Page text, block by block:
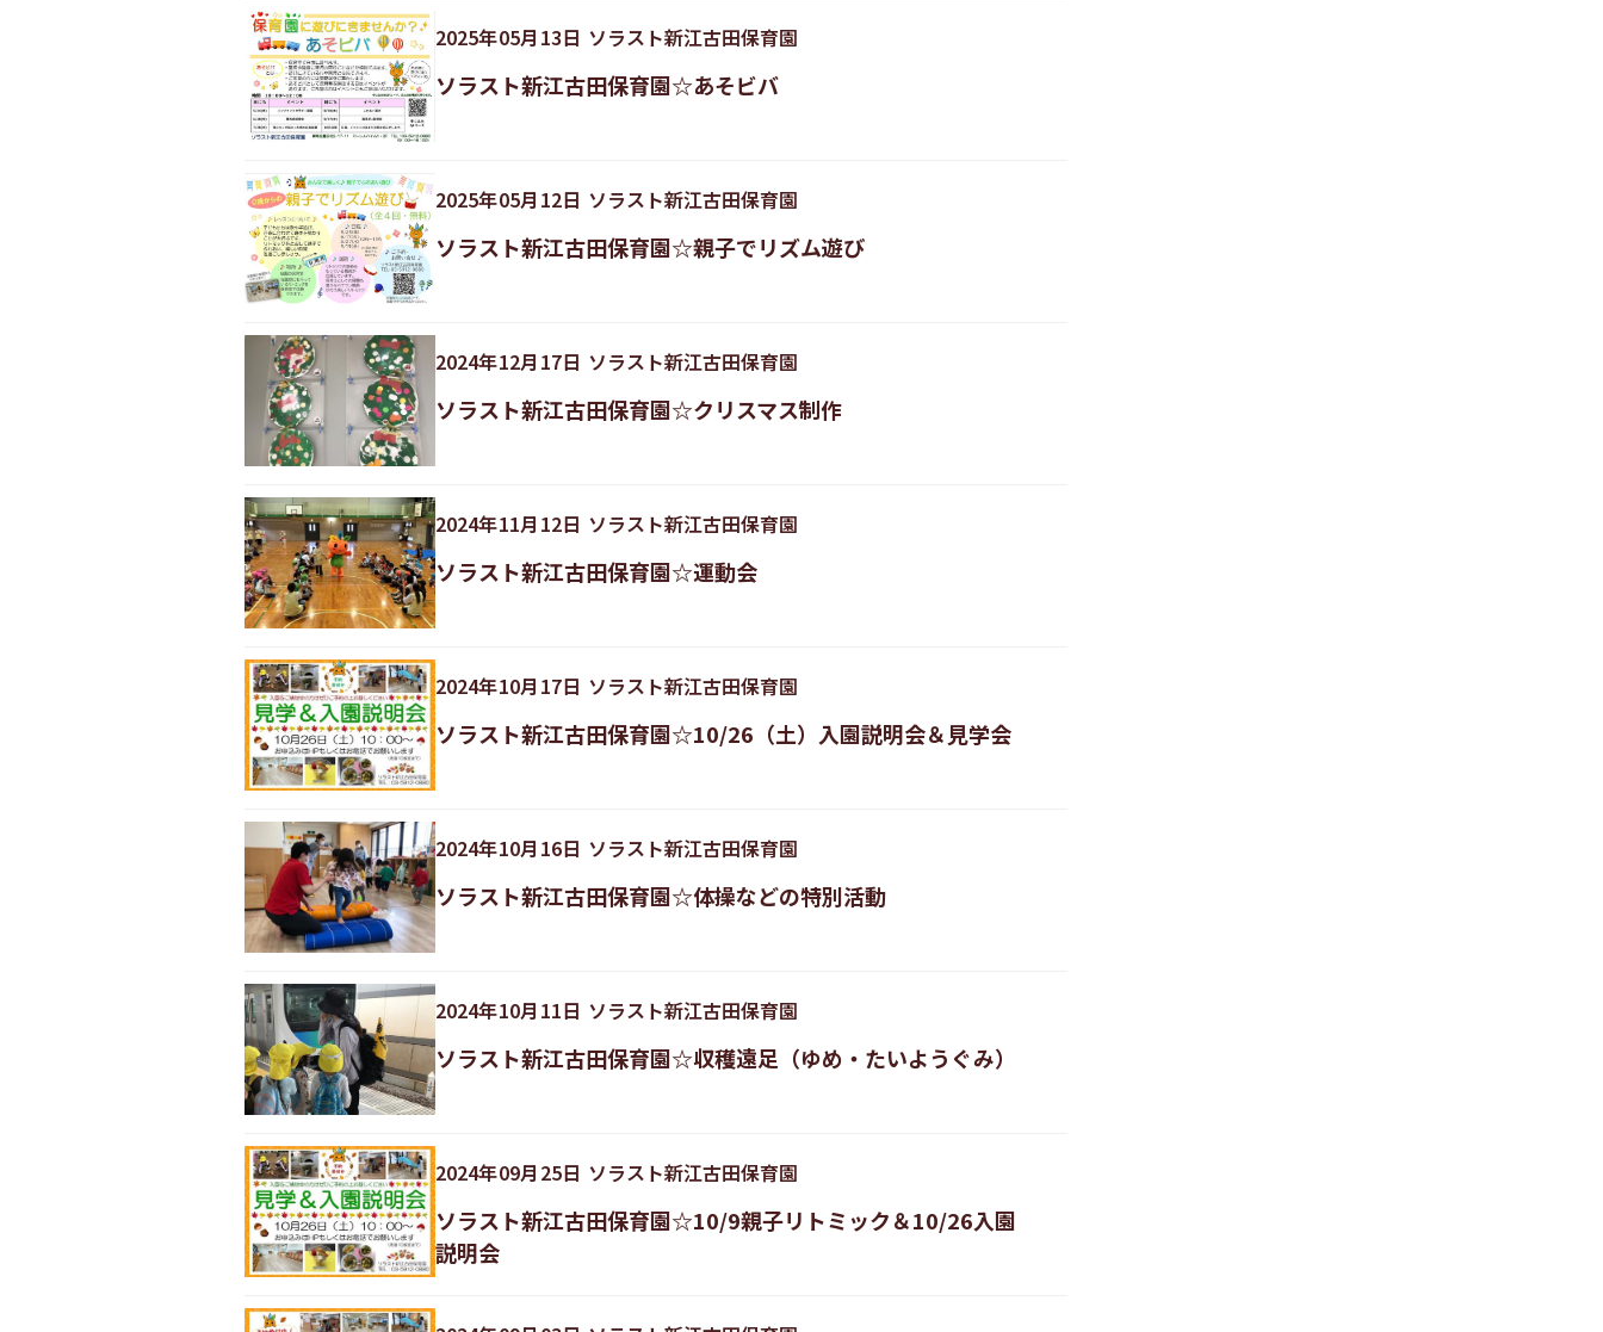
2025年05月13日 ソラスト新江古田保育園
ソラスト新江古田保育園☆あそビバ
2025年05月12日 ソラスト新江古田保育園
ソラスト新江古田保育園☆親子でリズム遊び
2024年12月17日 ソラスト新江古田保育園
ソラスト新江古田保育園☆クリスマス制作
2024年11月12日 ソラスト新江古田保育園
ソラスト新江古田保育園☆運動会
2024年10月17日 ソラスト新江古田保育園
ソラスト新江古田保育園☆10/26（土）入園説明会＆見学会
2024年10月16日 ソラスト新江古田保育園
ソラスト新江古田保育園☆体操などの特別活動
2024年10月11日 ソラスト新江古田保育園
ソラスト新江古田保育園☆収穫遠足（ゆめ・たいようぐみ）
2024年09月25日 ソラスト新江古田保育園
ソラスト新江古田保育園☆10/9親子リトミック＆10/26入園
説明会